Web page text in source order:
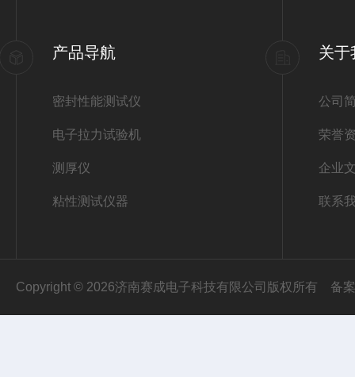
产品导航
密封性能测试仪
电子拉力试验机
测厚仪
粘性测试仪器
关于
公司
荣誉
企业
联系
Copyright © 2026济南赛成电子科技有限公司版权所有 备